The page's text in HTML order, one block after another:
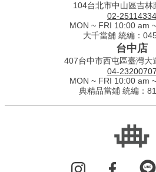
104台北市中山區吉林
02-25114334
MON ~ FRI 10:00 am
大千當舖 統編：
台中店
407台中市西屯區臺灣大
04-23200707
MON ~ FRI 10:00 am
典精品當鋪 統編：